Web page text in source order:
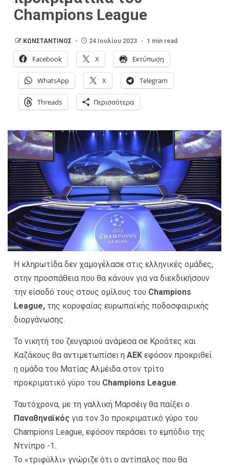
Champions League
ΚΩΝΣΤΑΝΤΙΝΟΣ 24 Ιουλίου 2023 1 min read
Facebook X Εκτύπωση
WhatsApp X Telegram
Threads Περισσότερα
Η κληρωτίδα δεν χαμογέλασε στις ελληνικές ομάδες,
στην προσπάθεια που θα κάνουν για να διεκδικήσουν
την είσοδό τους στους ομίλους του Champions
League, της κορυφαίας ευρωπαϊκής ποδοσφαιρικής
διοργάνωσης.
Το νικητή του ζευγαριού ανάμεσα σε Κροάτες και
Καζάκους θα αντιμετωπίσει η ΑΕΚ εφόσον προκριθεί
η ομάδα του Ματίας Αλμέιδα στον τρίτο
προκριματικό γύρο του Champions League.
Ταυτόχρονα, με τη γαλλική Μαρσέιγ θα παίξει ο
Παναθηναϊκός για τον 3ο προκριματικό γύρο του
Champions League, εφόσον περάσει το εμπόδιο της
Ντνίπρο -1.
Το «τριφύλλι» γνώριζε ότι ο αντίπαλος που θα